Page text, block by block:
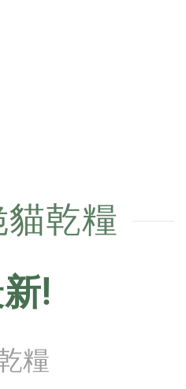
乾糧
!
糧